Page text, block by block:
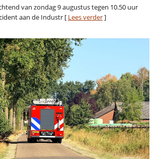
van zondag 9 augustus tegen 10.50 uur
aan de Industr [ Lees verder]